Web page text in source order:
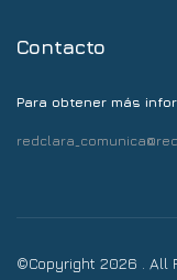
Contacto
Para obtener más
©Copyright 2026 . All